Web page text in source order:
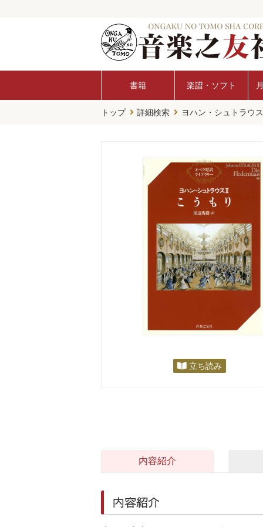
書籍 楽譜・ソフト
トップ 詳細検索 ヨハン・シュトラ
立ち読み
内容紹介
内容紹介